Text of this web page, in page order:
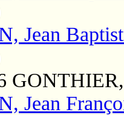
Jean
Jean